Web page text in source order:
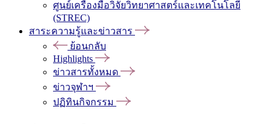
ศูนย์เครื่องมือวิจัยวิทยาศาสตร์และเทคโนโลยี
(STREC)
สาระความรู้และข่าวสาร
ย้อนกลับ
Highlights
ข่าวสารทั้งหมด
ข่าวจุฬาฯ
ปฏิทินกิจกรรม